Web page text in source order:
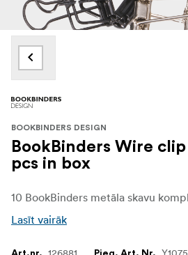
BOOKBINDERS DESIGN
BookBinders Wire
pcs in box
10 BookBinders metāla skavu
Lasīt vairāk